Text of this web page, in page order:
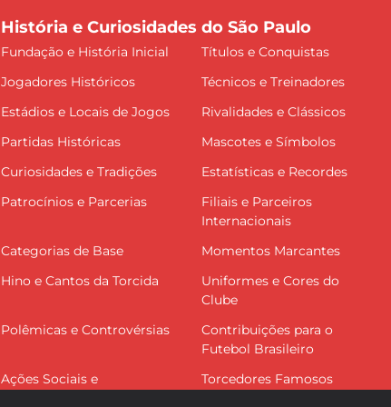
História e Curiosidades do São Paulo
Fundação e História Inicial
Títulos e Conquistas
Jogadores Históricos
Técnicos e Treinadores
Estádios e Locais de Jogos
Rivalidades e Clássicos
Partidas Históricas
Mascotes e Símbolos
Curiosidades e Tradições
Estatísticas e Recordes
Patrocínios e Parcerias
Filiais e Parceiros
Internacionais
Categorias de Base
Momentos Marcantes
Hino e Cantos da Torcida
Uniformes e Cores do
Clube
Polêmicas e Controvérsias
Contribuições para o
Futebol Brasileiro
Ações Sociais e
Torcedores Famosos